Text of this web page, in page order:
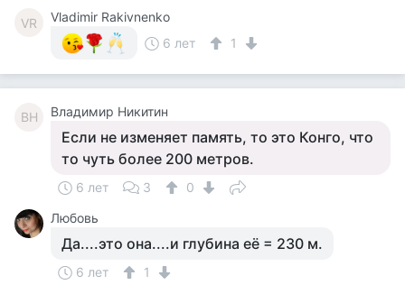
VR
Vladimir Rakivnenko
6 лет
1
ВН Владимир Никитин
Если не изменяет память, то это Конго, что
то чуть более 200 метров.
6 лет 3
0
Любовь
Да....это она....и глубина её = 230 м.
6 лет 1